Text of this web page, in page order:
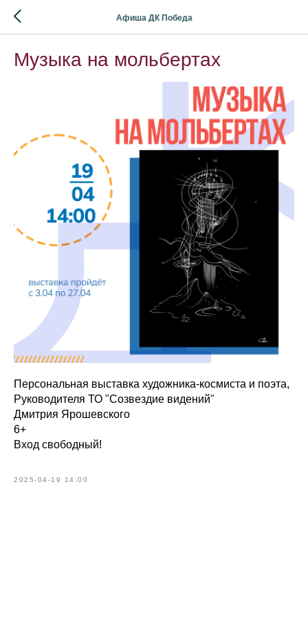
Афиша ДК Победа
Музыка на мольбертах
Персональная выставка художника-космиста и поэта,
Руководителя ТО "Созвездие видений"
Дмитрия Ярошевского
6+
Вход свободный!
2025-04-19 14:00